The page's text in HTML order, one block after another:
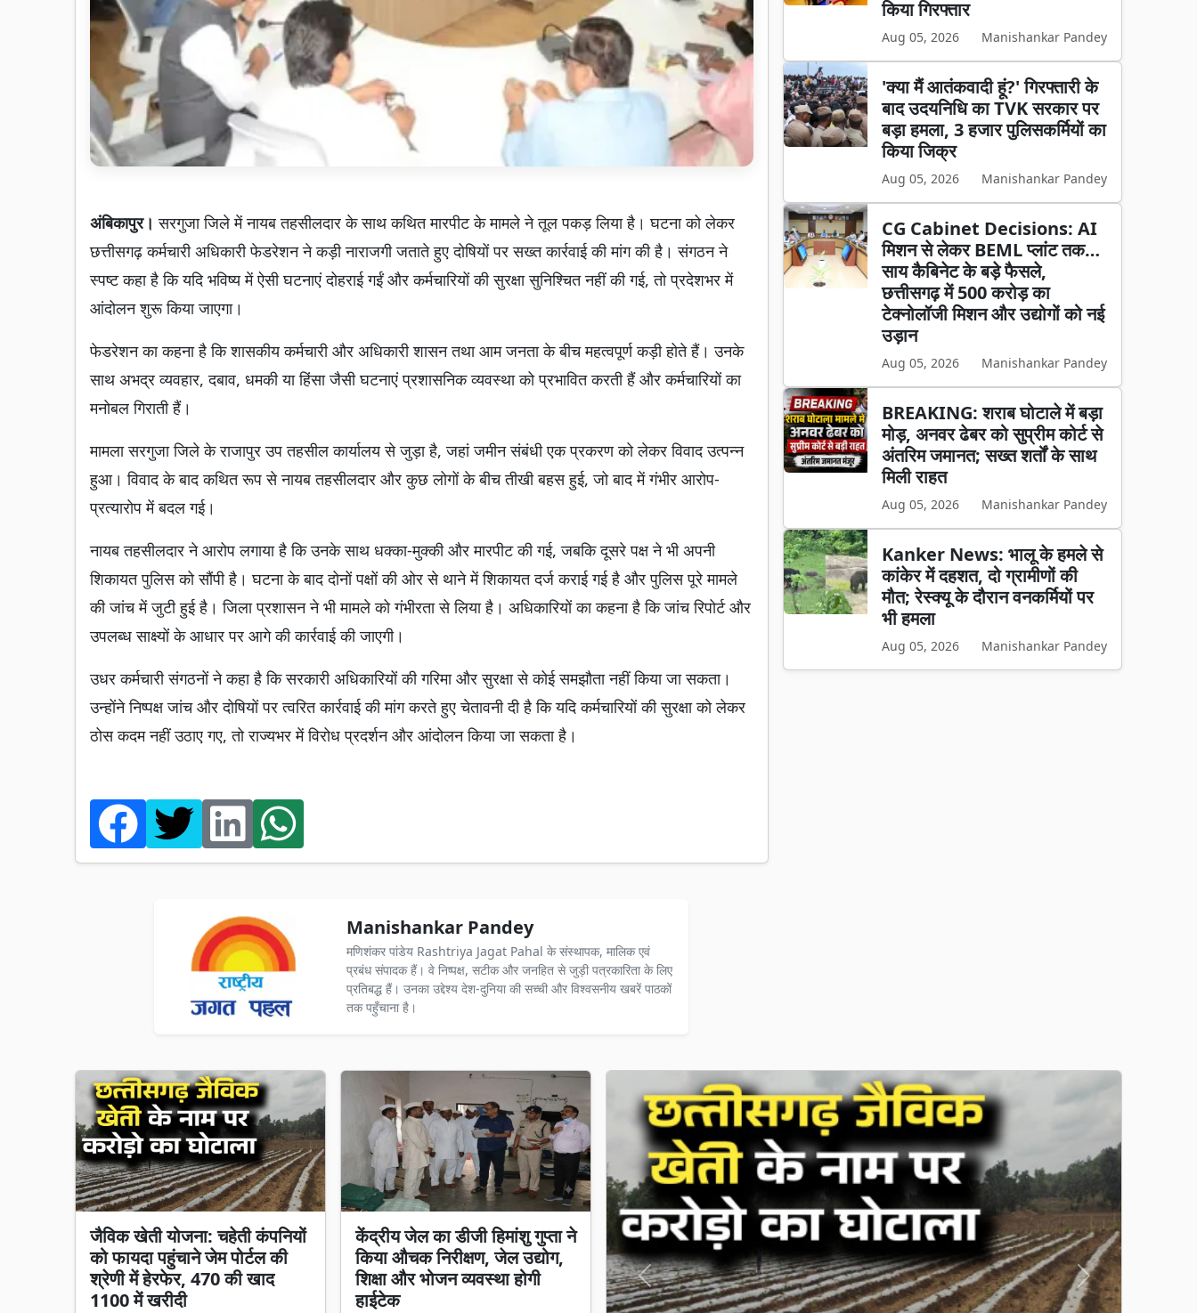
अंबिकापुर। सरगुजा जिले में नायब तहसीलदार के साथ कथित मारपीट के मामले ने तूल पकड़ लिया है। घटना को लेकर
छत्तीसगढ़ कर्मचारी अधिकारी फेडरेशन ने कड़ी नाराजगी जताते हुए दोषियों पर सख्त कार्रवाई की मांग की है। संगठन ने
स्पष्ट कहा है कि यदि भविष्य में ऐसी घटनाएं दोहराई गईं और कर्मचारियों की सुरक्षा सुनिश्चित नहीं की गई, तो प्रदेशभर में
आंदोलन शुरू किया जाएगा।
फेडरेशन का कहना है कि शासकीय कर्मचारी और अधिकारी शासन तथा आम जनता के बीच महत्वपूर्ण कड़ी होते हैं। उनके
साथ अभद्र व्यवहार, दबाव, धमकी या हिंसा जैसी घटनाएं प्रशासनिक व्यवस्था को प्रभावित करती हैं और कर्मचारियों का
मनोबल गिराती हैं।
मामला सरगुजा जिले के राजापुर उप तहसील कार्यालय से जुड़ा है, जहां जमीन संबंधी एक प्रकरण को लेकर विवाद उत्पन्न
हुआ। विवाद के बाद कथित रूप से नायब तहसीलदार और कुछ लोगों के बीच तीखी बहस हुई, जो बाद में गंभीर आरोप-
प्रत्यारोप में बदल गई।
नायब तहसीलदार ने आरोप लगाया है कि उनके साथ धक्का-मुक्की और मारपीट की गई, जबकि दूसरे पक्ष ने भी अपनी
शिकायत पुलिस को सौंपी है। घटना के बाद दोनों पक्षों की ओर से थाने में शिकायत दर्ज कराई गई है और पुलिस पूरे मामले
की जांच में जुटी हुई है। जिला प्रशासन ने भी मामले को गंभीरता से लिया है। अधिकारियों का कहना है कि जांच रिपोर्ट और
उपलब्ध साक्ष्यों के आधार पर आगे की कार्रवाई की जाएगी।
उधर कर्मचारी संगठनों ने कहा है कि सरकारी अधिकारियों की गरिमा और सुरक्षा से कोई समझौता नहीं किया जा सकता।
उन्होंने निष्पक्ष जांच और दोषियों पर त्वरित कार्रवाई की मांग करते हुए चेतावनी दी है कि यदि कर्मचारियों की सुरक्षा को लेकर
ठोस कदम नहीं उठाए गए, तो राज्यभर में विरोध प्रदर्शन और आंदोलन किया जा सकता है।
Manishankar Pandey
मणिशंकर पांडेय Rashtriya Jagat Pahal के संस्थापक, मालिक एवं
प्रबंध संपादक हैं। वे निष्पक्ष, सटीक और जनहित से जुड़ी पत्रकारिता के लिए
प्रतिबद्ध हैं। उनका उद्देश्य देश-दुनिया की सच्ची और विश्वसनीय खबरें पाठकों
तक पहुँचाना है।
किया गिरफ्तार
Aug 05, 2026 Manishankar Pandey
'क्या मैं आतंकवादी हूं?' गिरफ्तारी के
बाद उदयनिधि का TVK सरकार पर
बड़ा हमला, 3 हजार पुलिसकर्मियों का
किया जिक्र
Aug 05, 2026 Manishankar Pandey
CG Cabinet Decisions: AI
मिशन से लेकर BEML प्लांट तक…
साय कैबिनेट के बड़े फैसले,
छत्तीसगढ़ में 500 करोड़ का
टेक्नोलॉजी मिशन और उद्योगों को नई
उड़ान
Aug 05, 2026 Manishankar Pandey
BREAKING: शराब घोटाले में बड़ा
मोड़, अनवर ढेबर को सुप्रीम कोर्ट से
अंतरिम जमानत; सख्त शर्तों के साथ
मिली राहत
Aug 05, 2026 Manishankar Pandey
Kanker News: भालू के हमले से
कांकेर में दहशत, दो ग्रामीणों की
मौत; रेस्क्यू के दौरान वनकर्मियों पर
भी हमला
Aug 05, 2026 Manishankar Pandey
जैविक खेती योजना: चहेती कंपनियों
को फायदा पहुंचाने जेम पोर्टल की
श्रेणी में हेरफेर, 470 की खाद
1100 में खरीदी
केंद्रीय जेल का डीजी हिमांशु गुप्ता ने
किया औचक निरीक्षण, जेल उद्योग,
शिक्षा और भोजन व्यवस्था होगी
हाईटेक
Previous Next